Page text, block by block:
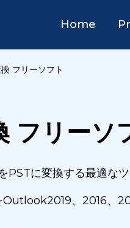
Home
フリーソフト
フリーソ
に変換する最適な
、2016、